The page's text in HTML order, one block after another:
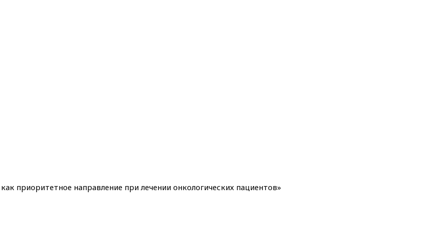
приоритетное направление при лечении онкологических пациентов»